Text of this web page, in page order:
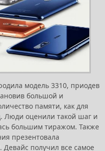
модель 3310, приодев
большой и
памяти, как для
Люди оценили такой шаг и
большим тиражом. Также
презентовала
Девайс получил все самое